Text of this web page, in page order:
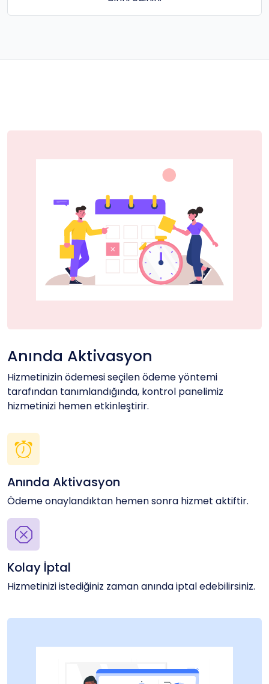
Anında Aktivasyon
Hizmetinizin ödemesi seçilen ödeme yöntemi
tarafından tanımlandığında, kontrol panelimiz
hizmetinizi hemen etkinleştirir.
Anında Aktivasyon
Ödeme onaylandıktan hemen sonra hizmet aktiftir.
Kolay İptal
Hizmetinizi istediğiniz zaman anında iptal edebilirsiniz.